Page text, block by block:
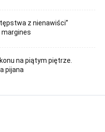
z nienawiści”
margines
na piątym piętrze.
pijana